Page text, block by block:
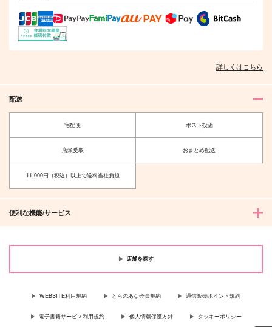
詳しくはこちら
配送
宅配便 ポスト投函
店頭受取 おまとめ配送
11,000円（税込）以上で送料当社負担
便利な機能/サービス
店舗を探す
WEBSITE利用規約 とらのあな会員規約 通信販売ポイント規約
電子書籍サービス利用規約 個人情報保護方針 クッキーポリシー